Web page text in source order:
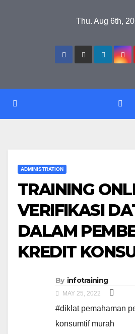
Thu. Aug 6th,
ADMINISTRATION
TRAINING
VERIFIKASI
DALAM
KREDIT
By infotraining
MAY 25, 2022
#diklat pemahaman
konsumtif murah